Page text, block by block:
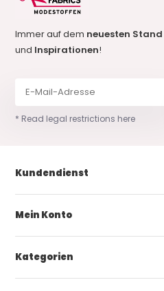
Immer auf dem neuesten
und Inspirationen!
* Read legal restrictions here
Kundendienst
Mein Konto
Kategorien